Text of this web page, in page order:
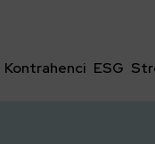
Kontrahenci ESG